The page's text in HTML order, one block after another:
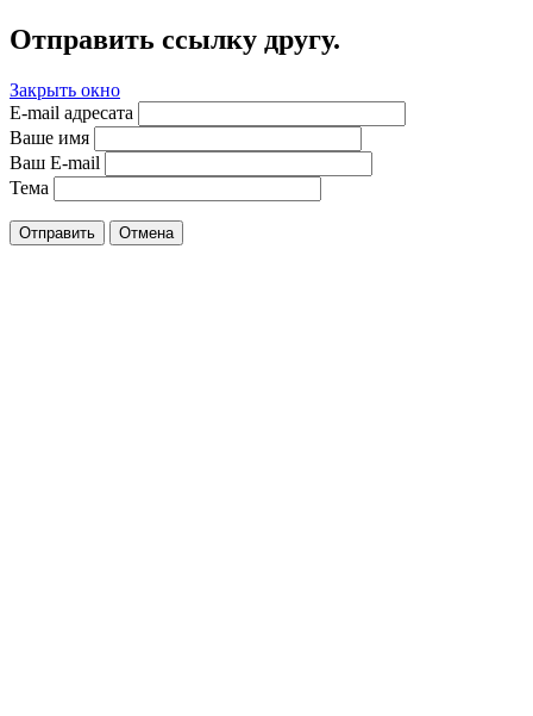
Отправить ссылку другу.
Закрыть окно
E-mail адресата
Ваше имя
Ваш E-mail
Тема
Отправить Отмена